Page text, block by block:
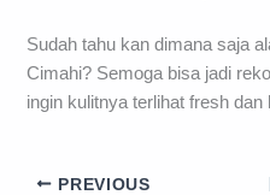
Sudah tahu kan dimana saja
Cimahi? Semoga bisa jadi
ingin kulitnya terlihat fresh dan
PREVIOUS